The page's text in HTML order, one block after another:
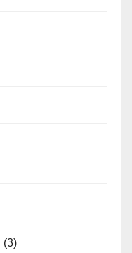
(3)